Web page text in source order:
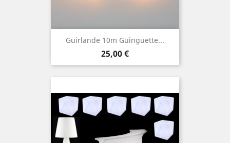
Guirlande 10m Guinguette...
Prix
25,00 €